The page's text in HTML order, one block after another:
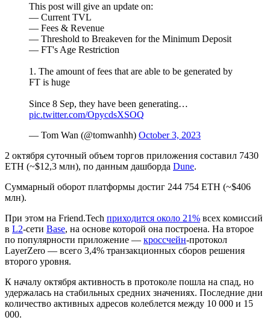
This post will give an update on:
— Current TVL
— Fees & Revenue
— Threshold to Breakeven for the Minimum Deposit
— FT's Age Restriction
1. The amount of fees that are able to be generated by
FT is huge
Since 8 Sep, they have been generating…
pic.twitter.com/OpycdsXSOQ
— Tom Wan (@tomwanhh) October 3, 2023
2 октября суточный объем торгов приложения составил 7430
ETH (~$12,3 млн), по данным дашборда Dune.
Суммарный оборот платформы достиг 244 754 ETH (~$406
млн).
При этом на Friend.Tech приходится около 21% всех комиссий
в L2-сети Base, на основе которой она построена. На второе
по популярности приложение — кроссчейн-протокол
LayerZero — всего 3,4% транзакционных сборов решения
второго уровня.
К началу октября активность в протоколе пошла на спад, но
удержалась на стабильных средних значениях. Последние дни
количество активных адресов колеблется между 10 000 и 15
000.